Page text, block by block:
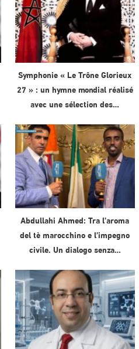
Symphonie « Le Trône Glorieux
27 » : un hymne mondial réalisé
avec une sélection des…
Abdullahi Ahmed: Tra l’aroma
del tè marocchino e l’impegno
civile. Un dialogo senza…